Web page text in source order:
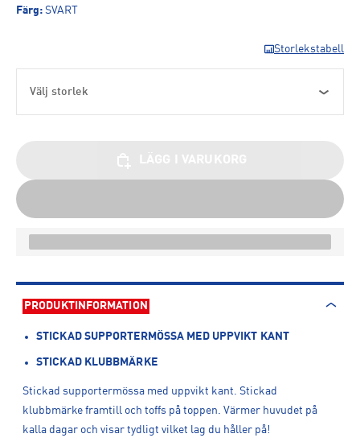
Färg: SVART
Storlekstabell
Välj storlek
PRODUKTINFORMATION
STICKAD SUPPORTERMÖSSA MED UPPVIKT KANT
STICKAD KLUBBMÄRKE
Stickad supportermössa med uppvikt kant. Stickad
klubbmärke framtill och toffs på toppen. Värmer huvudet på
kalla dagar och visar tydligt vilket lag du håller på!